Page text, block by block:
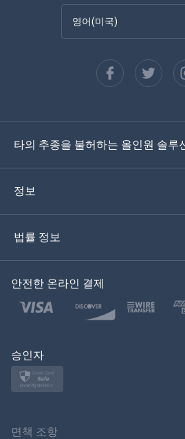
영어(미국)
Español
Deutsch
Türkçe
Polski
타의 추종을 불허하는 올인원 솔루
정보
법률 정보
안전한 온라인 결제
승인자
면책 조항